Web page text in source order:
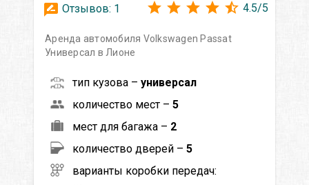
Отзывов: 1 4.5/5
Аренда автомобиля Volkswagen Passat
Универсал в Лионе
тип кузова – универсал
количество мест – 5
мест для багажа – 2
количество дверей – 5
варианты коробки передач: